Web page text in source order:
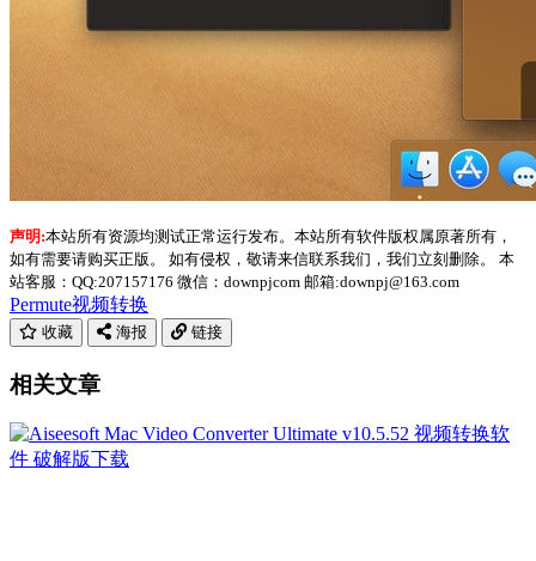
声明:本站所有资源均测试正常运行发布。本站所有软件版权属原著所有，
如有需要请购买正版。 如有侵权，敬请来信联系我们，我们立刻删除。 本
站客服：QQ:207157176 微信：downpjcom 邮箱:downpj@163.com
Permute视频转换
收藏 海报 链接
相关文章